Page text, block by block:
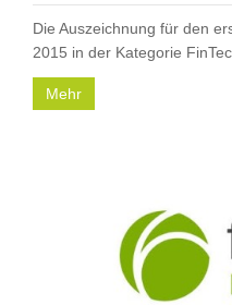
Die Auszeichnung für den
2015 in der Kategorie
Mehr